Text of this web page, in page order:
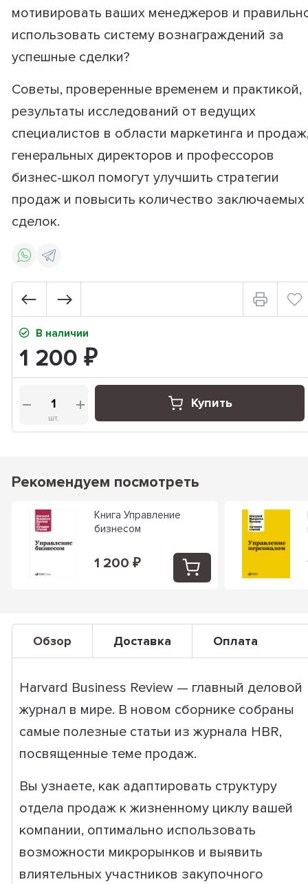
мотивировать ваших менеджеров и
использовать систему вознаграждений за
успешные сделки?
Советы, проверенные временем и практикой,
результаты исследований от ведущих
специалистов в области маркетинга и
генеральных директоров и профессоров
бизнес-школ помогут улучшить стратегии
продаж и повысить количество заключаемых
сделок.
В наличии
1 200 ₽
шт.
Купить
Рекомендуем посмотреть
Книга Управление
бизнесом
1 200 ₽
Обзор Доставка Оплата
Harvard Business Review — главный деловой
журнал в мире. В новом сборнике собраны
самые полезные статьи из журнала HBR,
посвященные теме продаж.
Вы узнаете, как адаптировать структуру
отдела продаж к жизненному циклу вашей
компании, оптимально использовать
возможности микрорынков и выявить
влиятельных участников закупочного